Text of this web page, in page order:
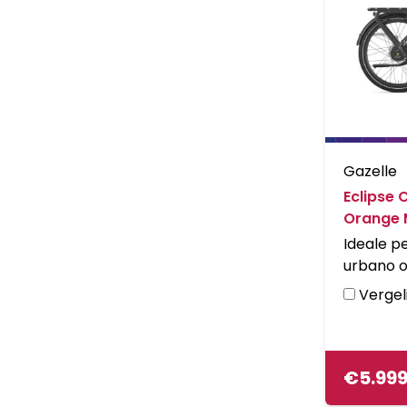
voeten
Gazelle
Eclipse
Orange
Ideale
urbano
natura.
dello
€